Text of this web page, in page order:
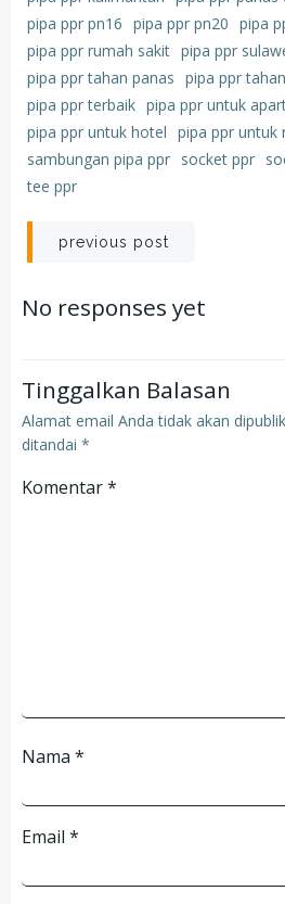
pipa ppr pn16 pipa ppr pn20 pipa
pipa ppr rumah sakit pipa ppr
pipa ppr tahan panas pipa ppr
pipa ppr terbaik pipa ppr untuk
pipa ppr untuk hotel pipa ppr untuk
sambungan pipa ppr socket ppr
tee ppr
Post
navigation
previous post
No responses yet
Tinggalkan Balasan
Alamat email Anda tidak akan
ditandai *
Komentar*
Nama *
Email *